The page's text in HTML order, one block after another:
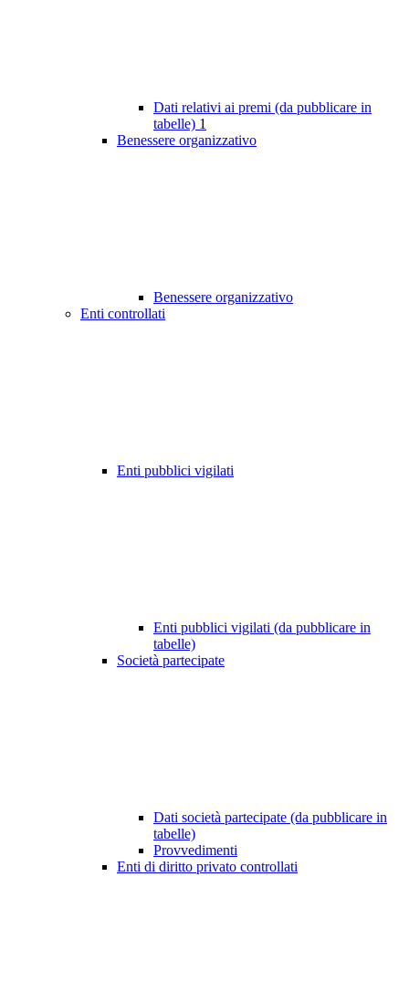
Dati relativi ai premi (da pubblicare in
tabelle) 1
Benessere organizzativo
Benessere organizzativo
Enti controllati
Enti pubblici vigilati
Enti pubblici vigilati (da pubblicare in
tabelle)
Società partecipate
Dati società partecipate (da pubblicare in
tabelle)
Provvedimenti
Enti di diritto privato controllati